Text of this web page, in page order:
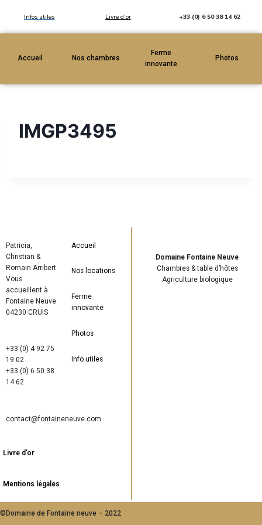
Infos utiles Livre d’or +33 (0) 6 50 38 14 62
Accueil Nos chambres
Ferme
innovante
Photos
IMGP3495
Patricia,
Christian &
Romain Arribert
Vous
accueillent à
Fontaine Neuve
04230 CRUIS
+33 (0) 4 92 75
19 02
+33 (0) 6 50 38
14 62
contact@fontaineneuve.com
Accueil
Nos locations
Ferme
innovante
Photos
Info utiles
Livre d’or
Mentions légales
Domaine Fontaine Neuve
Chambres & table d’hôtes
Agriculture biologique
©Domaine de Fontaine neuve – 2022